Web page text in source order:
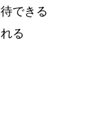
できる
る